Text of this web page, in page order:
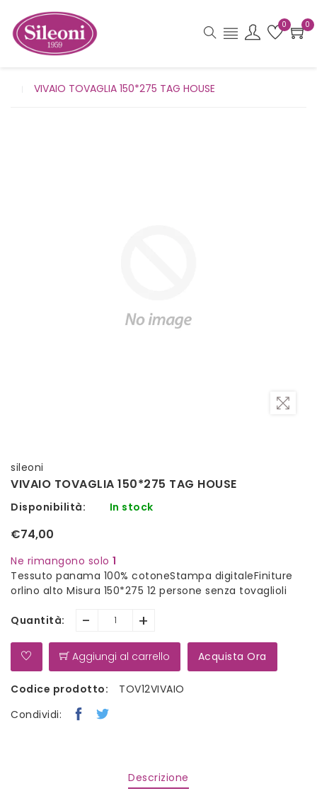
0 0
VIVAIO TOVAGLIA 150*275 TAG HOUSE
sileoni
VIVAIO TOVAGLIA 150*275 TAG HOUSE
Disponibilità: In stock
€74,00
Ne rimangono solo 1
Tessuto panama 100% cotoneStampa digitaleFiniture
orlino alto Misura 150*275 12 persone senza tovaglioli
Quantità: - +
Aggiungi al carrello Acquista Ora
Codice prodotto:
TOV12VIVAIO
Condividi:
Descrizione